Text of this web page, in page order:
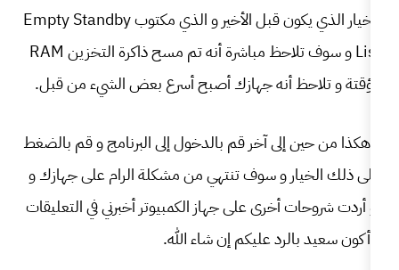
الخيار الذي يكون قبل الأخير و الذي مكتوب Empty Standby
List و سوف تلاحظ مباشرة أنه تم مسح ذاكرة التخزين RAM
جهازك أصبح أسرع بعض الشيء من قبل.
آخر قم بالدخول إلى البرنامج و قم بالضغط
سوف تنتهي من مشكلة الرام على جهازك و
على جهاز الكمبيوتر أخبرني في التعليقات
عليكم إن شاء الله.